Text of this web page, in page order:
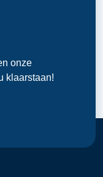
onze
klaarstaan!